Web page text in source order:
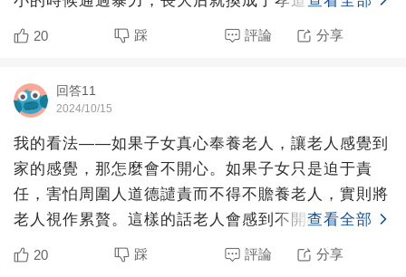
甘情愿的跪在地上
20 踩 評論 分享
回答11
2024/10/15
我的看法——如果子女真心奉養老人，讓老人感覺到
家的感覺，那怎麼會不開心。如果子女只是迫于責
任，害怕周圍人道德譴責而不得不贍養老人，實則將
老人視作累贅。這樣的話老人會感到不開心很正常
吧？所以有時候物質上
查看全部
20 踩 評論 分享